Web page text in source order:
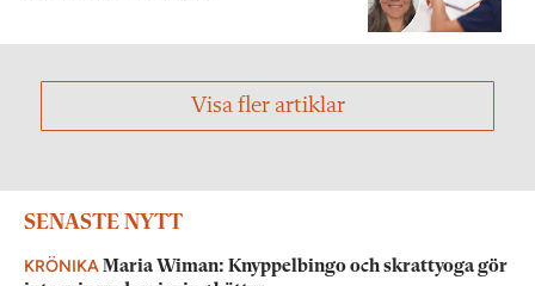
Visa fler artiklar
SENASTE NYTT
KRÖNIKAMaria Wiman: Knyppelbingo och skrattyoga gör